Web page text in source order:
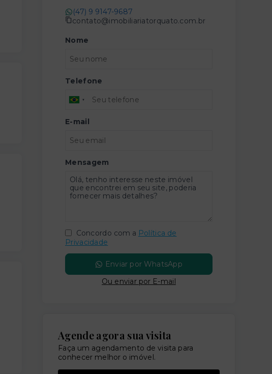
(47) 9 9147-9687
contato@imobiliariatorquato.com.br
Nome
Telefone
E-mail
Mensagem
Concordo com a Política de
Privacidade
Enviar por WhatsApp
Ou enviar por E-mail
Agende agora sua visita
Faça um agendamento de visita para
conhecer melhor o imóvel.